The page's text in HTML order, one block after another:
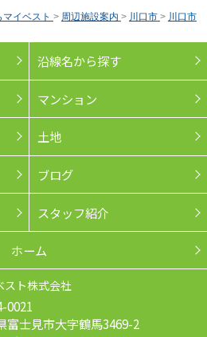
イベスト > 周辺施設案内 > 川口市 > 川口市
沿線名から探す
マンション
土地
ブログ
スタッフ紹介
ホーム
スト株式会社
0021
富士見市大字鶴馬3469-2